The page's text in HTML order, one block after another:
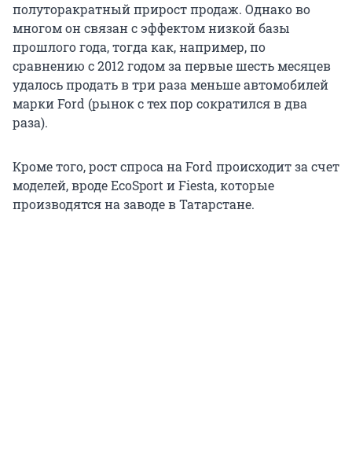
полуторакратный прирост продаж. Однако во
многом он связан с эффектом низкой базы
прошлого года, тогда как, например, по
сравнению с 2012 годом за первые шесть месяцев
удалось продать в три раза меньше автомобилей
марки Ford (рынок с тех пор сократился в два
раза).
Кроме того, рост спроса на Ford происходит за счет
моделей, вроде EcoSport и Fiesta, которые
производятся на заводе в Татарстане.